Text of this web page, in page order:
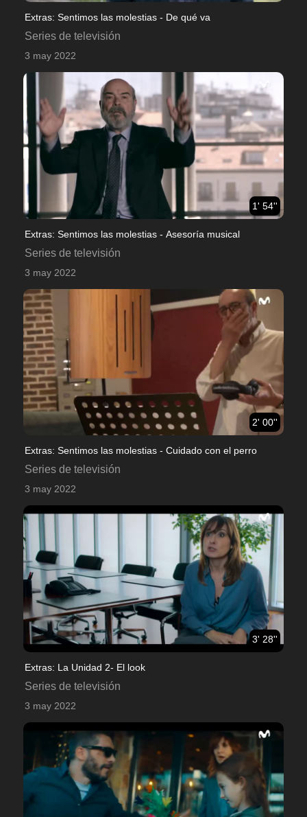
Extras: Sentimos las molestias - De qué va
Series de televisión
3 may 2022
1' 54''
Extras: Sentimos las molestias - Asesoría musical
Series de televisión
3 may 2022
2' 00''
Extras: Sentimos las molestias - Cuidado con el perro
Series de televisión
3 may 2022
3' 28''
Extras: La Unidad 2- El look
Series de televisión
3 may 2022